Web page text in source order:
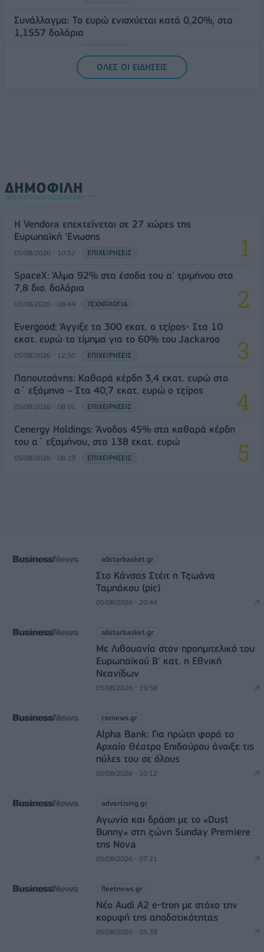
Συνάλλαγμα: Το ευρώ ενισχύεται κατά 0,20%, στα
1,1557 δολάρια
ΟΛΕΣ ΟΙ ΕΙΔΗΣΕΙΣ
ΔΗΜΟΦΙΛΗ
Η Vendora επεκτείνεται σε 27 χώρες της
Ευρωπαϊκή 'Ενωσης
05/08/2026 - 10:52 ΕΠΙΧΕΙΡΗΣΕΙΣ
SpaceX: Άλμα 92% στα έσοδα του α' τριμήνου στα
7,8 δισ. δολάρια
05/08/2026 - 08:44 ΤΕΧΝΟΛΟΓΙΑ
Evergood: Άγγιξε τα 300 εκατ. ο τζίρος- Στα 10
εκατ. ευρώ το τίμημα για το 60% του Jackaroo
05/08/2026 - 12:50 ΕΠΙΧΕΙΡΗΣΕΙΣ
Παπουτσάνης: Καθαρά κέρδη 3,4 εκατ. ευρώ στο
α΄ εξάμηνο – Στα 40,7 εκατ. ευρώ ο τζίρος
05/08/2026 - 08:01 ΕΠΙΧΕΙΡΗΣΕΙΣ
Cenergy Holdings: Άνοδος 45% στα καθαρά κέρδη
του α΄ εξαμήνου, στα 138 εκατ. ευρώ
05/08/2026 - 08:19 ΕΠΙΧΕΙΡΗΣΕΙΣ
allstarbasket.gr
Στο Κάνσας Στέιτ η Τζωάνα
Ταμπάκου (pic)
05/08/2026 - 20:44
allstarbasket.gr
Με Λιθουανία στον προημιτελικό του
Ευρωπαϊκού Β' κατ. η Εθνική
Νεανίδων
05/08/2026 - 19:58
csrnews.gr
Alpha Bank: Για πρώτη φορά το
Αρχαίο Θέατρο Επιδαύρου άνοιξε τις
πύλες του σε όλους
05/08/2026 - 10:12
advertising.gr
Αγωνία και δράση με το «Dust
Bunny» στη ζώνη Sunday Premiere
της Nova
05/08/2026 - 07:21
fleetnews.gr
Νέο Audi A2 e-tron με στόχο την
κορυφή της αποδοτικότητας
05/08/2026 - 05:39